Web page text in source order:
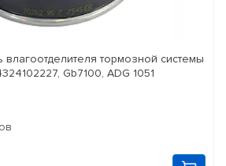
влагоотделителя тормозной системы
Gb7100, ADG 1051